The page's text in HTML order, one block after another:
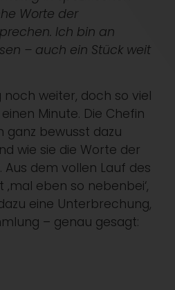
Worte der
Ich bin an
– auch ein Stück weit
weiter, doch so viel
Minute. Die Chefin
ganz bewusst dazu
wie sie die Worte der
dem vollen Lauf des
eben so nebenbei‘,
eine Unterbrechung,
– genau gesagt: